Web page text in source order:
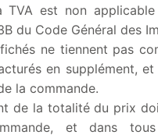
TVA est non
du Code Général des
ne tiennent pas
en supplément,
la commande.
de la totalité du prix
et dans